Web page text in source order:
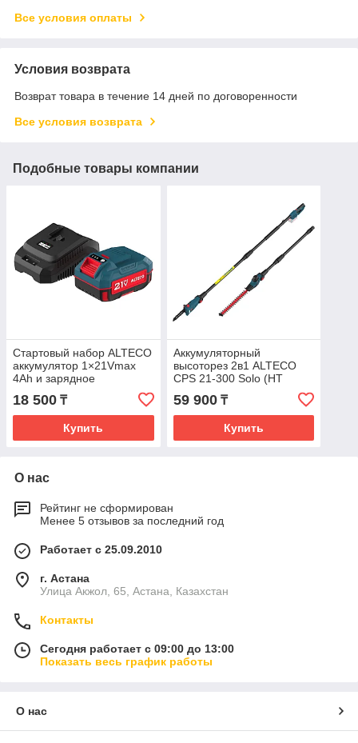
Все условия оплаты
Условия возврата
Возврат товара в течение 14 дней по договоренности
Все условия возврата
Подобные товары компании
Стартовый набор ALTECO
аккумулятор 1×21Vmax
4Ah и зарядное
устройство (BCD 21-40 Li
+ BC 21-40 QF)
18 500 ₸
Купить
Аккумуляторный
высоторез 2в1 ALTECO
CPS 21-300 Solo (HT
40+CS 20) (без АКБ и ЗУ)
59 900₸
Купить
О нас
Рейтинг не сформирован
Менее 5 отзывов за последний год
Работает с 25.09.2010
г. Астана
Улица Акжол, 65, Астана, Казахстан
Контакты
Сегодня работает с 09:00 до 13:00
Показать весь график работы
О нас